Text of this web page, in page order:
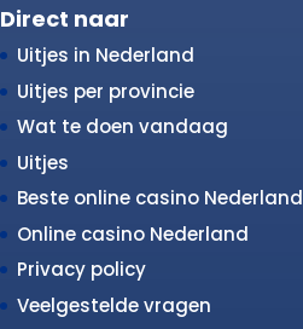
Direct naar
Uitjes in Nederland
Uitjes per provincie
Wat te doen vandaag
Uitjes
Beste online casino Nederland
Online casino Nederland
Privacy policy
Veelgestelde vragen